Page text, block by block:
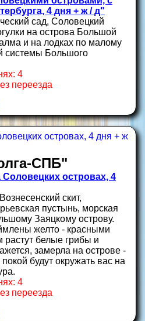
4 дня + ж / д"
сад, Соловецкий
на острова Большой
и на лодках по малому
системы Большого
4
переезда
СПБ"
островах, 4
скит,
пустынь, морская
Заяцкому острову.
желто - красными
белые грибы и
замерла на острове -
будут окружать вас на
4
переезда